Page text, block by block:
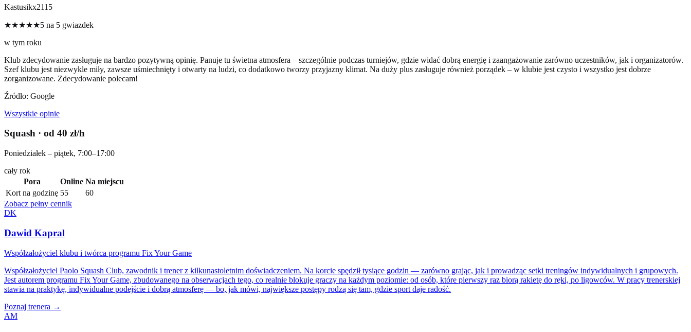
Kastusikx2115
★★★★★5 na 5 gwiazdek
w tym roku
Klub zdecydowanie zasługuje na bardzo pozytywną opinię. Panuje tu świetna atmosfera – szczególnie podczas turniejów, gdzie widać dobrą energię i zaangażowanie zarówno uczestników, jak i organizatorów.
Szef klubu jest niezwykle miły, zawsze uśmiechnięty i otwarty na ludzi, co dodatkowo tworzy przyjazny klimat. Na duży plus zasługuje również porządek – w klubie jest czysto i wszystko jest dobrze
zorganizowane. Zdecydowanie polecam!
Źródło: Google
Wszystkie opinie
Squash · od 40 zł/h
Poniedziałek – piątek, 7:00–17:00
cały rok
Pora
Online Na miejscu
Kort na godzinę 55
60
Zobacz pełny cennik
DK
Dawid Kapral
Współzałożyciel klubu i twórca programu Fix Your Game
Współzałożyciel Paolo Squash Club, zawodnik i trener z kilkunastoletnim doświadczeniem. Na korcie spędził tysiące godzin — zarówno grając, jak i prowadząc setki treningów indywidualnych i grupowych.
Jest autorem programu Fix Your Game, zbudowanego na obserwacjach tego, co realnie blokuje graczy na każdym poziomie: od osób, które pierwszy raz biorą rakietę do ręki, po ligowców. W pracy trenerskiej
stawia na praktykę, indywidualne podejście i dobrą atmosferę — bo, jak mówi, największe postępy rodzą się tam, gdzie sport daje radość.
Poznaj trenera →
AM